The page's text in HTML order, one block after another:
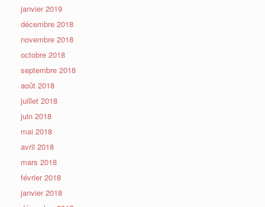
janvier 2019
décembre 2018
novembre 2018
octobre 2018
septembre 2018
août 2018
juillet 2018
juin 2018
mai 2018
avril 2018
mars 2018
février 2018
janvier 2018